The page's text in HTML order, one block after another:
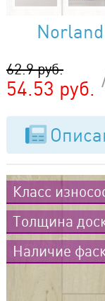
54.53 руб.
62.9 руб.
Класс
Толщина
Наличие